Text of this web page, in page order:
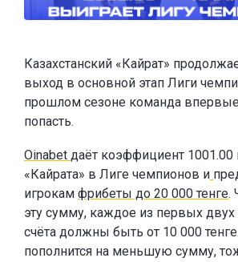
Казахстанский «Кайрат»
выход в основной этап Лиги
прошлом сезоне команда
попасть.
Oinabet даёт коэффициент 1001.00
«Кайрата» в Лиге чемпионов и
игрокам фрибеты до 20 000 тенге.
эту сумму, каждое из первых
счёта должны быть от 10 000
пополнится на меньшую сумму,